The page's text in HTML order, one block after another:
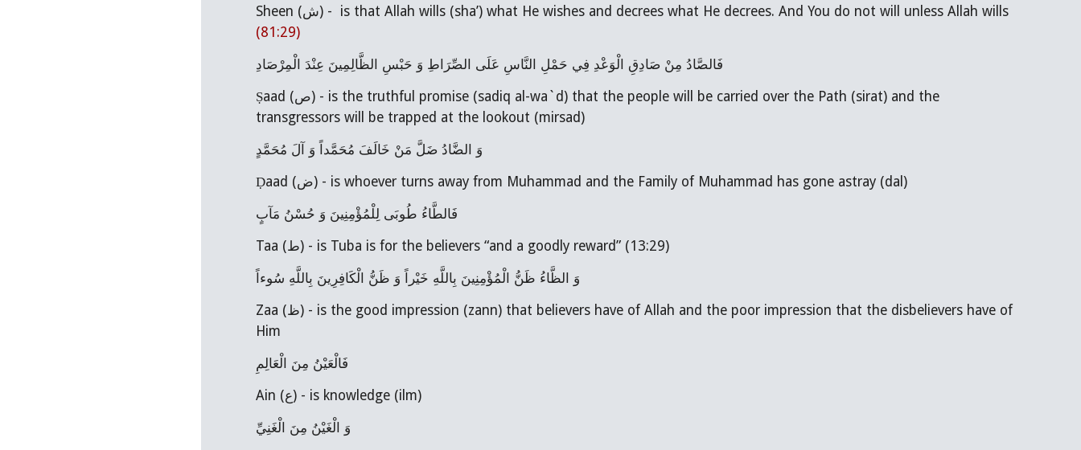
(81:29)
فَالصَّادُ مِنْ صَادِقِ الْوَعْدِ فِي حَمْلِ النَّاسِ عَلَى الصِّرَاطِ وَ حَبْسِ الظَّالِمِينَ عِنْدَ الْمِرْصَادِ
Ṣaad (ص) - is the truthful promise (sadiq al-wa`d) that the people will be carried over the Path (sirat) and the
transgressors will be trapped at the lookout (mirsad)
وَ الضَّادُ ضَلَّ مَنْ خَالَفَ مُحَمَّداً وَ آلَ مُحَمَّدٍ
Ḍaad (ض) - is whoever turns away from Muhammad and the Family of Muhammad has gone astray (dal)
فَالطَّاءُ طُوبَى لِلْمُؤْمِنِينَ‏ وَ حُسْنُ مَآبٍ‏
Taa (ط) - is Tuba is for the believers “and a goodly reward” (13:29)
وَ الظَّاءُ ظَنُّ الْمُؤْمِنِينَ بِاللَّهِ خَيْراً وَ ظَنُّ الْكَافِرِينَ بِاللَّهِ سُوءاً
Zaa (ظ) - is the good impression (zann) that believers have of Allah and the poor impression that the disbelievers have of
Him
فَالْعَيْنُ مِنَ الْعَالِمِ
Ain (ع) - is knowledge (ilm)
وَ الْغَيْنُ مِنَ الْغَنِيِّ